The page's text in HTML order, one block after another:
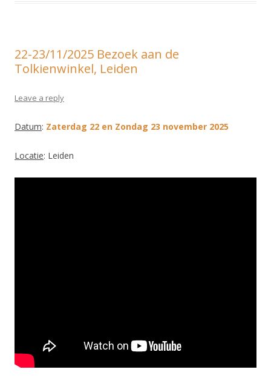
22-23/11/2025 Bezoek aan de
Tolkienwinkel, Leiden
Leave a reply
Datum: Zaterdag 22 en Zondag 23 november 2025
Locatie: Leiden